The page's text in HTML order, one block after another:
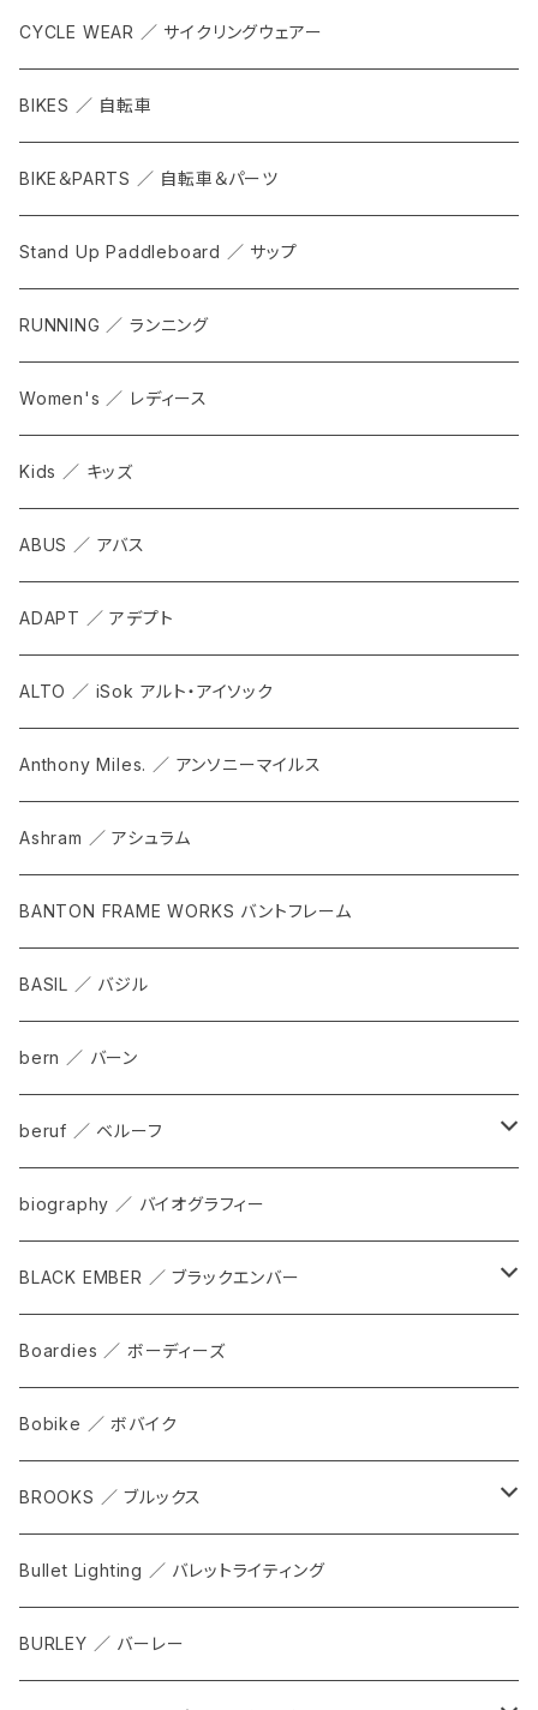
CYCLE WEAR ／ サイクリングウェアー
BIKES ／ 自転車
BIKE＆PARTS ／ 自転車＆パーツ
Stand Up Paddleboard ／ サップ
RUNNING ／ ランニング
Women's ／ レディース
Kids ／ キッズ
ABUS ／ アバス
ADAPT ／ アデプト
ALTO ／ iSok アルト・アイソック
Anthony Miles. ／ アンソニーマイルス
Ashram ／ アシュラム
BANTON FRAME WORKS バントフレーム
BASIL ／ バジル
bern ／ バーン
beruf ／ ベルーフ
bag
cap
grove
biography ／ バイオグラフィー
BLACK EMBER ／ ブラックエンバー
ALL
FORGE
WPT TOTE
CITADEL
WPRT
Boardies ／ ボーディーズ
Bobike ／ ボバイク
BROOKS ／ ブルックス
ALL
サドル
Bullet Lighting ／ バレットライティング
BURLEY ／ バーレー